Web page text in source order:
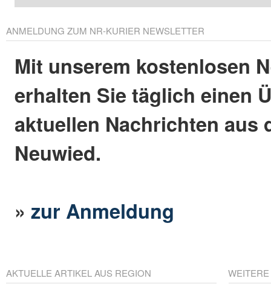
ANMELDUNG ZUM NR-KURIER NEWSLETTER
Mit unserem kostenlosen
erhalten Sie täglich einen
aktuellen Nachrichten aus
Neuwied.
»zur Anmeldung
AKTUELLE ARTIKEL AUS REGION